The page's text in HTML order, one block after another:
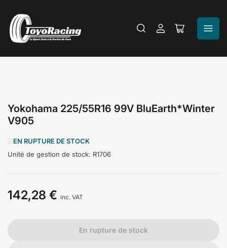
Se
Ouvrir
Yokohama 225/55R16 99V BluEarth*Winter
V905
EN RUPTURE DE STOCK
Unité de gestion de stock: R1706
Prix
142,28 € inc. VAT
En rupture de stock